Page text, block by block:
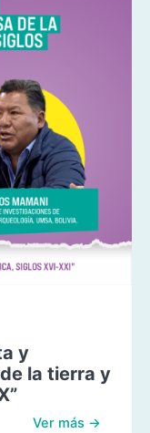
y
la tierra y
Ver más →